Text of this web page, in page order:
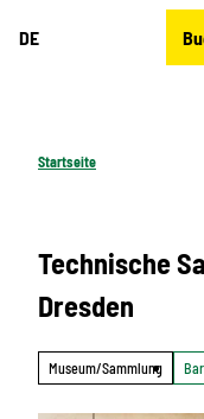
DE
Startseite
Technische
Dresden
Museum/Sammlung